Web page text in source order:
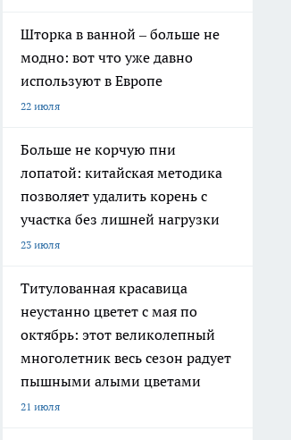
Шторка в ванной – больше не
модно: вот что уже давно
используют в Европе
22 июля
Больше не корчую пни
лопатой: китайская методика
позволяет удалить корень с
участка без лишней нагрузки
23 июля
Титулованная красавица
неустанно цветет с мая по
октябрь: этот великолепный
многолетник весь сезон радует
пышными алыми цветами
21 июля